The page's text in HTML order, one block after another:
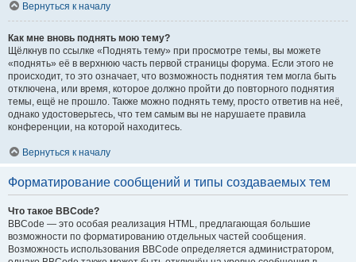
Вернуться к началу
Как мне вновь поднять мою тему?
Щёлкнув по ссылке «Поднять тему» при просмотре темы, вы можете
«поднять» её в верхнюю часть первой страницы форума. Если этого не
происходит, то это означает, что возможность поднятия тем могла быть
отключена, или время, которое должно пройти до повторного поднятия
темы, ещё не прошло. Также можно поднять тему, просто ответив на неё,
однако удостоверьтесь, что тем самым вы не нарушаете правила
конференции, на которой находитесь.
Вернуться к началу
Форматирование сообщений и типы создаваемых тем
Что такое BBCode?
BBCode — это особая реализация HTML, предлагающая большие
возможности по форматированию отдельных частей сообщения.
Возможность использования BBCode определяется администратором,